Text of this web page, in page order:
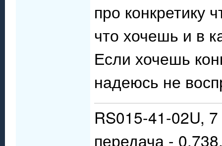
про конкретику
что хочешь и в
Если хочешь
надеюсь не
RS015-41-02U,
передача -